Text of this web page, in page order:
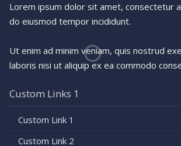
Lorem ipsum dolor sit amet, consectetur
do eiusmod tempor incididunt.
Ut enim ad minim veniam, quis nostrud
laboris nisi ut aliquip ex ea commodo
Custom Links 1
Custom Link 1
Custom Link 2